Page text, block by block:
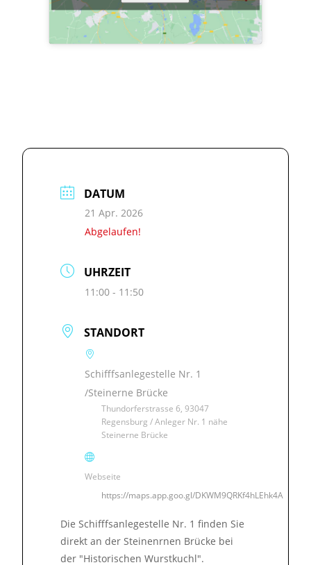
DATUM
21 Apr. 2026
Abgelaufen!
UHRZEIT
11:00 - 11:50
STANDORT
Schifffsanlegestelle Nr. 1
/Steinerne Brücke
Thundorferstrasse 6, 93047
Regensburg / Anleger Nr. 1 nähe
Steinerne Brücke
Webseite
https://maps.app.goo.gl/DKWM9QRKf4hLEhk4A
Die Schifffsanlegestelle Nr. 1 finden Sie
direkt an der Steinenrnen Brücke bei
der "Historischen Wurstkuchl".